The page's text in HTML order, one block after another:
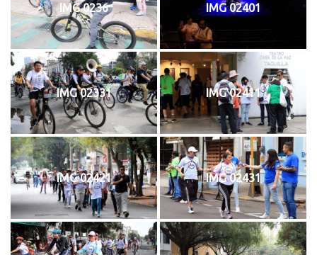
IMG 0236 IMG 02401
IMG 02331 IMG 02411
IMG 02421 IMG 02431